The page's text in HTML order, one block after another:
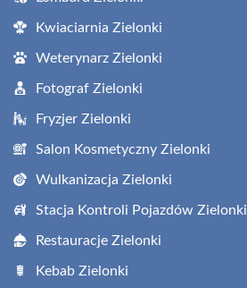
Kwiaciarnia Zielonki
Weterynarz Zielonki
Fotograf Zielonki
Fryzjer Zielonki
Salon Kosmetyczny Zielonki
Wulkanizacja Zielonki
Stacja Kontroli Pojazdów Zielonki
Restauracje Zielonki
Kebab Zielonki